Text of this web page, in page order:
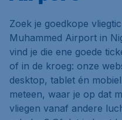
Zoek je goedkope
Muhammed Airport in
vind je die ene goede
of in de kroeg: onze
desktop, tablet én
meteen, waar je op dat
vliegen vanaf andere